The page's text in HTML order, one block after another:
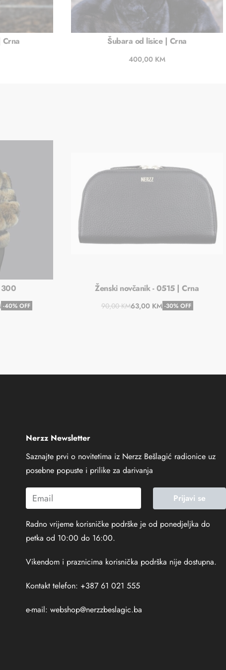
Crna Šubara od lisice | Crna
400,00 KM
300
-40% OFF
Ženski novčanik - 0515 | Crna
90,00KM63,00 KM -30% OFF
Nerzz Newsletter
Saznajte prvi o novitetima iz Nerzz Bešlagić radionice uz
posebne popuste i prilike za darivanja
Prijavi se
Radno vrijeme korisničke podrške je od ponedjeljka do
petka od 10:00 do 16:00.
Vikendom i praznicima korisnička podrška nije dostupna.
Kontakt telefon: +387 61 021 555
e-mail: webshop@nerzzbeslagic.ba